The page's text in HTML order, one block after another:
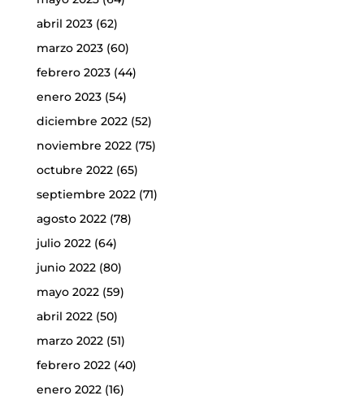
abril 2023(62)
marzo 2023(60)
febrero 2023(44)
enero 2023(54)
diciembre 2022(52)
noviembre 2022(75)
octubre 2022(65)
septiembre 2022(71)
agosto 2022(78)
julio 2022(64)
junio 2022(80)
mayo 2022(59)
abril 2022(50)
marzo 2022(51)
febrero 2022(40)
enero 2022(16)